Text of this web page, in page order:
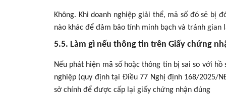
Không. Khi doanh nghiệp giải thể, mã số đó sẽ bị
nào khác để đảm bảo tính minh bạch và tránh gian
5.5. Làm gì nếu thông tin trên Giấy chứng
Nếu phát hiện mã số hoặc thông tin bị sai so với
nghiệp (quy định tại Điều 77 Nghị định 168/2025/
sở chính để được cấp lại giấy chứng nhận đúng